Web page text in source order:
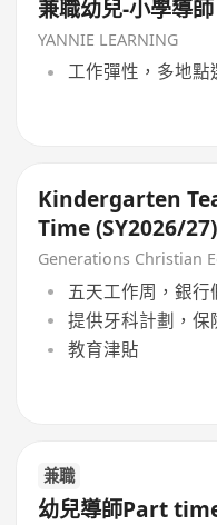
兼職幼兒-小學導師
YANNIE LEARNING
工作彈性，多地點
Kindergarten
Time (SY2026/27)
Generations Christian
五天工作周，銀行
提供牙科計劃，
教育津貼
兼職
幼兒導師Part